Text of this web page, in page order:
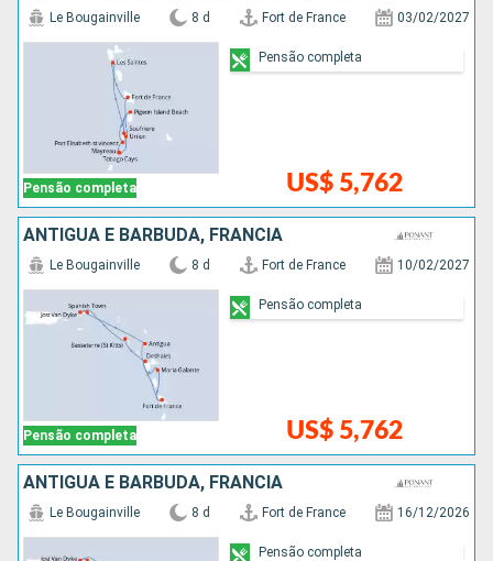
Pensão completa
Le Bougainville 8 d Fort de France 03/02/2027
US$ 5,762
Pensão completa
ANTIGUA E BARBUDA, FRANCIA
Pensão completa
Le Bougainville 8 d Fort de France 10/02/2027
US$ 5,762
Pensão completa
ANTIGUA E BARBUDA, FRANCIA
Le Bougainville 8 d Fort de France 16/12/2026
Pensão completa